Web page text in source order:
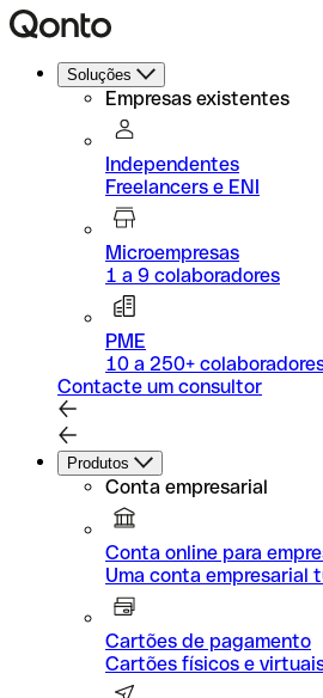
Soluções
Empresas existentes
Independentes
Freelancers e ENI
Microempresas
1 a 9 colaboradores
PME
10 a 250+
Contacte um consultor
Produtos
Conta empresarial
Conta online para
Uma conta empresarial
Cartões de pagamento
Cartões físicos e